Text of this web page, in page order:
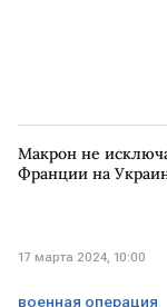
Макрон не
Франции на
17 марта 2024, 10:00
военная операция